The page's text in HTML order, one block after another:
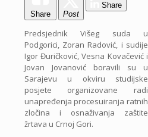
Share Post
Share
Predsjednik Višeg suda u
Podgorici, Zoran Radović, i sudije
Igor Đuričković, Vesna Kovačević i
Jovan Jovanović boravili su u
Sarajevu u okviru studijske
posjete organizovane radi
unapređenja procesuiranja ratnih
zločina i osnaživanja zaštite
žrtava u Crnoj Gori.